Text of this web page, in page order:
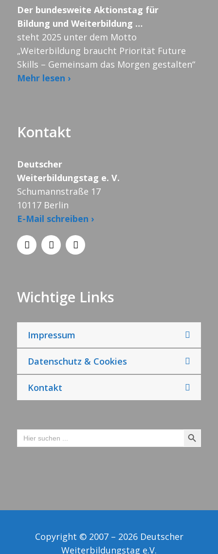
Der bundesweite Aktionstag für
Bildung und Weiterbildung …
steht 2025 unter dem Motto
„Weiterbildung braucht Priorität Future
Skills – Gemeinsam das Morgen gestalten“
Mehr lesen ›
Kontakt
Deutscher
Weiterbildungstag e. V.
Schumannstraße 17
10117 Berlin
E-Mail schreiben ›
Wichtige Links
Impressum
Datenschutz & Cookies
Kontakt
Search
for:
Search Button
Copyright © 2007 – 2026 Deutscher
Weiterbildungstag e.V.